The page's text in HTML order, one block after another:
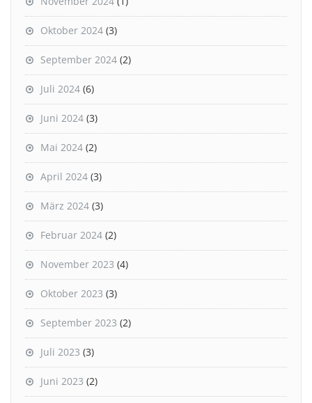
Oktober 2024 (3)
September 2024 (2)
Juli 2024 (6)
Juni 2024 (3)
Mai 2024 (2)
April 2024 (3)
März 2024 (3)
Februar 2024 (2)
November 2023 (4)
Oktober 2023 (3)
September 2023 (2)
Juli 2023 (3)
Juni 2023 (2)